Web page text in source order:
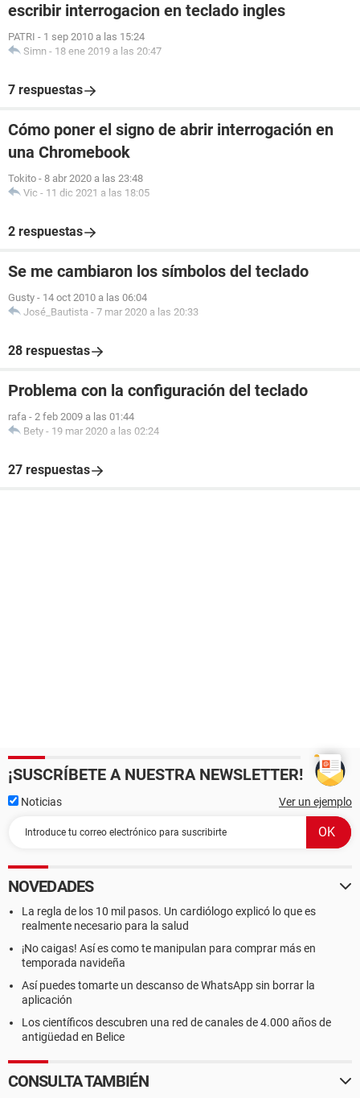
escribir interrogacion en teclado ingles
PATRI - 1 sep 2010 a las 15:24
Simn - 18 ene 2019 a las 20:47
7 respuestas
Cómo poner el signo de abrir interrogación en
una Chromebook
Tokito - 8 abr 2020 a las 23:48
Vic - 11 dic 2021 a las 18:05
2 respuestas
Se me cambiaron los símbolos del teclado
Gusty - 14 oct 2010 a las 06:04
José_Bautista - 7 mar 2020 a las 20:33
28 respuestas
Problema con la configuración del teclado
rafa - 2 feb 2009 a las 01:44
Bety - 19 mar 2020 a las 02:24
27 respuestas
¡SUSCRÍBETE A NUESTRA NEWSLETTER!
Noticias Ver un ejemplo
NOVEDADES
La regla de los 10 mil pasos. Un cardiólogo explicó lo que es
realmente necesario para la salud
¡No caigas! Así es como te manipulan para comprar más en
temporada navideña
Así puedes tomarte un descanso de WhatsApp sin borrar la
aplicación
Los científicos descubren una red de canales de 4.000 años de
antigüedad en Belice
CONSULTA TAMBIÉN